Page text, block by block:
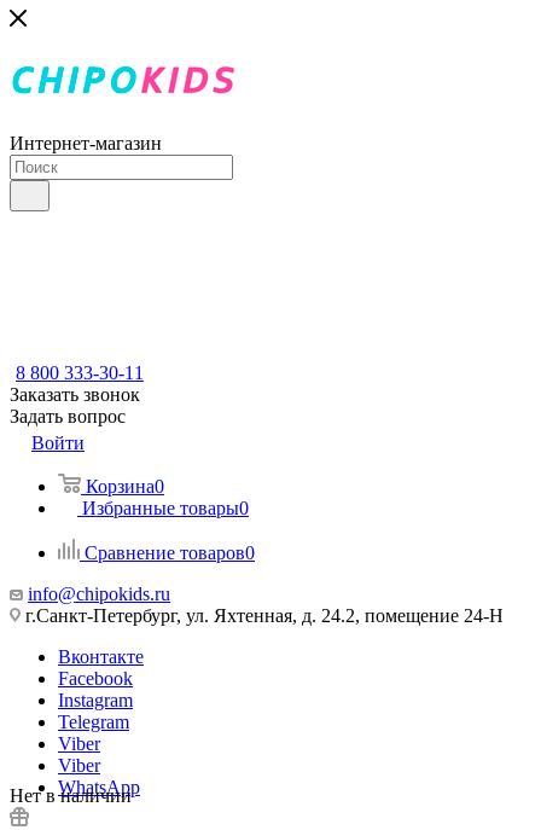
Интернет-магазин
8 800 333-30-11
Заказать звонок
Задать вопрос
Войти
Корзина0
Избранные товары0
Сравнение товаров0
info@chipokids.ru
г.Санкт-Петербург, ул. Яхтенная, д. 24.2, помещение 24-Н
Вконтакте
Facebook
Instagram
Telegram
Viber
Viber
WhatsApp
Нет в наличии